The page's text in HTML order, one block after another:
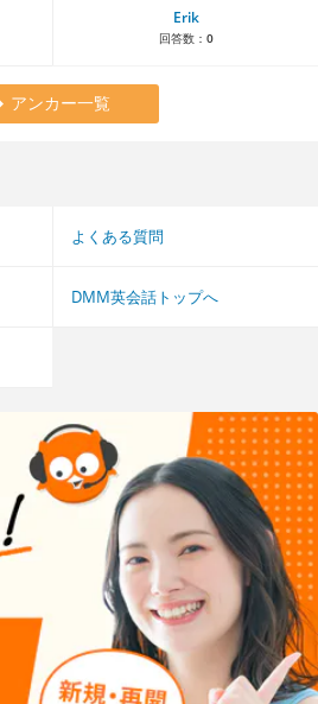
Erik
回答数： 0
アンカー一覧
よくある質問
DMM英会話トップへ